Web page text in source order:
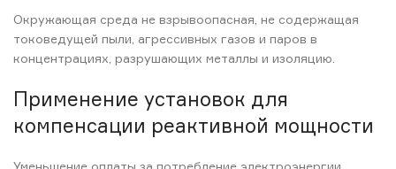
Окружающая среда не взрывоопасная, не содержащая
токоведущей пыли, агрессивных газов и паров в
концентрациях, разрушающих металлы и изоляцию.
Применение установок для
компенсации реактивной мощности
Уменьшение оплаты за потребление электроэнергии